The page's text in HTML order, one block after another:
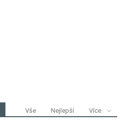
Vše Nejlepší Více